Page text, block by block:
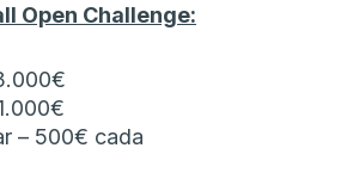
Open Challenge:
– 500€ cada